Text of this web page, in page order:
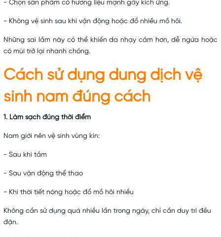
- Chọn sản phẩm có hương liệu mạnh gây kích ứng.
- Không vệ sinh sau khi vận động hoặc đổ nhiều mồ hôi.
Những sai lầm này có thể khiến da nhạy cảm hơn, dễ ngứa hoặc
có mùi trở lại nhanh chóng.
Cách sử dụng dung dịch vệ
sinh nam đúng cách
1. Làm sạch đúng thời điểm
Nam giới nên vệ sinh vùng kín:
- Sau khi tắm
- Sau vận động thể thao
- Khi thời tiết nóng hoặc đổ mồ hôi nhiều
Không cần sử dụng quá nhiều lần trong ngày, chỉ cần duy trì đều
đặn.